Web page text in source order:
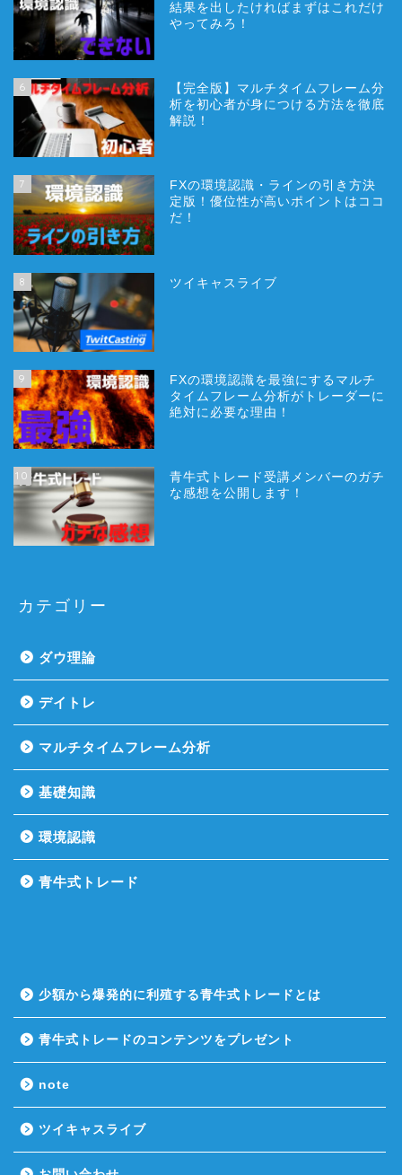
結果を出したければまずはこれだけ
やってみろ！
6
【完全版】マルチタイムフレーム分
析を初心者が身につける方法を徹底
解説！
7
FXの環境認識・ラインの引き方決
定版！優位性が高いポイントはココ
だ！
8 ツイキャスライブ
9
FXの環境認識を最強にするマルチ
タイムフレーム分析がトレーダーに
絶対に必要な理由！
10
青牛式トレード受講メンバーのガチ
な感想を公開します！
カテゴリー
ダウ理論
デイトレ
マルチタイムフレーム分析
基礎知識
環境認識
青牛式トレード
少額から爆発的に利殖する青牛式トレードとは
青牛式トレードのコンテンツをプレゼント
note
ツイキャスライブ